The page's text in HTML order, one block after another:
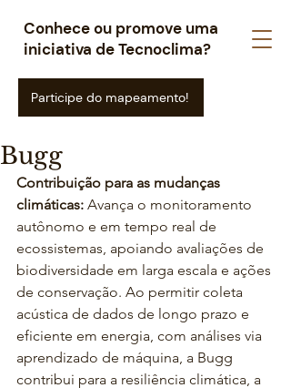
Conhece ou promove uma
iniciativa de Tecnoclima?
Participe do mapeamento!
Bugg
Contribuição para as mudanças
climáticas: Avança o monitoramento
autônomo e em tempo real de
ecossistemas, apoiando avaliações de
biodiversidade em larga escala e ações
de conservação. Ao permitir coleta
acústica de dados de longo prazo e
eficiente em energia, com análises via
aprendizado de máquina, a Bugg
contribui para a resiliência climática, a